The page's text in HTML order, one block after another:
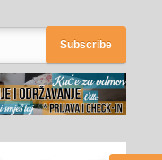
Subscribe